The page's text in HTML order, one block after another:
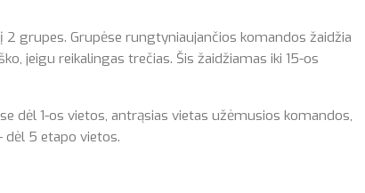
grupes. Grupėse rungtyniaujančios komandos žaidžia
jeigu reikalingas trečias. Šis žaidžiamas iki 15-os
dėl 1-os vietos, antrąsias vietas užėmusios komandos,
5 etapo vietos.